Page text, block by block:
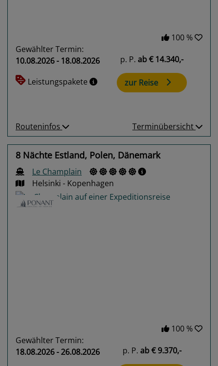
100 %
Gewählter Termin:
10.08.2026 - 18.08.2026
Leistungspakete
p. P. ab€ 14.340,-
zur Reise
Routeninfos Terminübersicht
8 Nächte Estland, Polen, Dänemark
Le Champlain
Helsinki - Kopenhagen
100 %
Gewählter Termin:
18.08.2026 - 26.08.2026
p. P. ab€ 9.370,-